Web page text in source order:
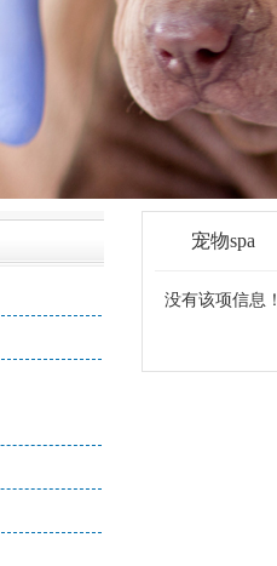
宠物spa
没有该项信息！